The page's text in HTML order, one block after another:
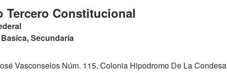
Tercero Constitucional
Secundaria
Vasconselos Núm. 115, Colonia Hipodromo De La Condesa